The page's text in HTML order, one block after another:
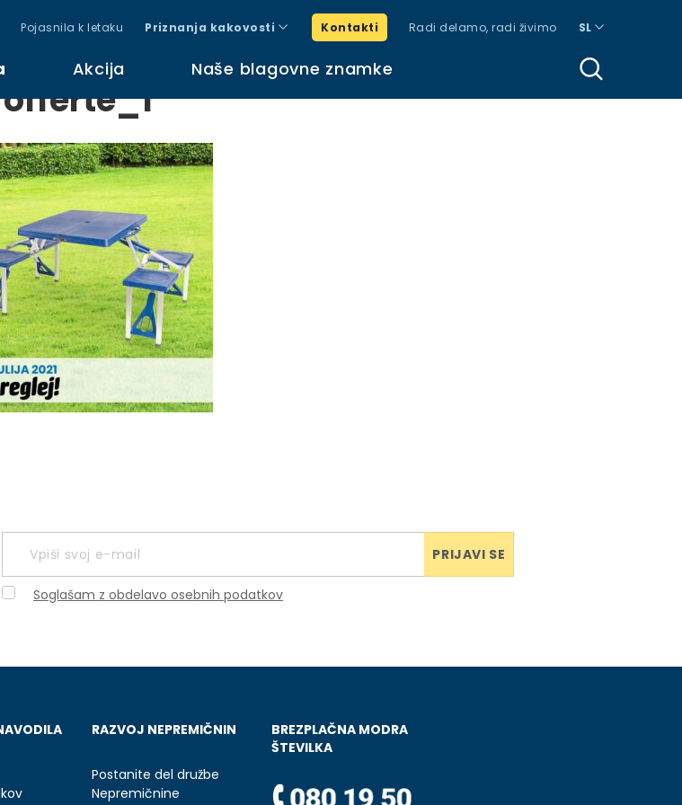
Pojasnila k letaku Priznanja kakovosti Kontakti Radi delamo, radi živimo SL
Akcija Naše blagovne znamke
offerte_1
PRIJAVI SE
Soglašam z obdelavo osebnih podatkov
RAZVOJ NEPREMIČNIN
Postanite del družbe
Nepremičnine
BREZPLAČNA MODRA
ŠTEVILKA